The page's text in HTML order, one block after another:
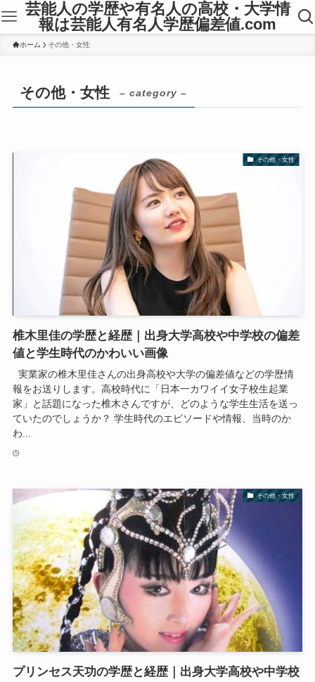
芸能人の学歴や有名人の高校・大学情
報は芸能人有名人学歴偏差値.com
ホーム その他・女性
その他・女性 – category –
その他・女性
椎木里佳の学歴と経歴｜出身大学高校や中学校の偏差
値と学生時代のかわいい画像
実業家の椎木里佳さんの出身高校や大学の偏差値などの学歴情
報をお送りします。高校時代に「日本一カワイイ女子校生起業
家」と話題になった椎木さんですが、どのような学生生活を送っ
ていたのでしょうか？ 学生時代のエピソードや情報、当時のか
わ...
その他・女性
プリンセス天功の学歴と経歴｜出身大学高校や中学校